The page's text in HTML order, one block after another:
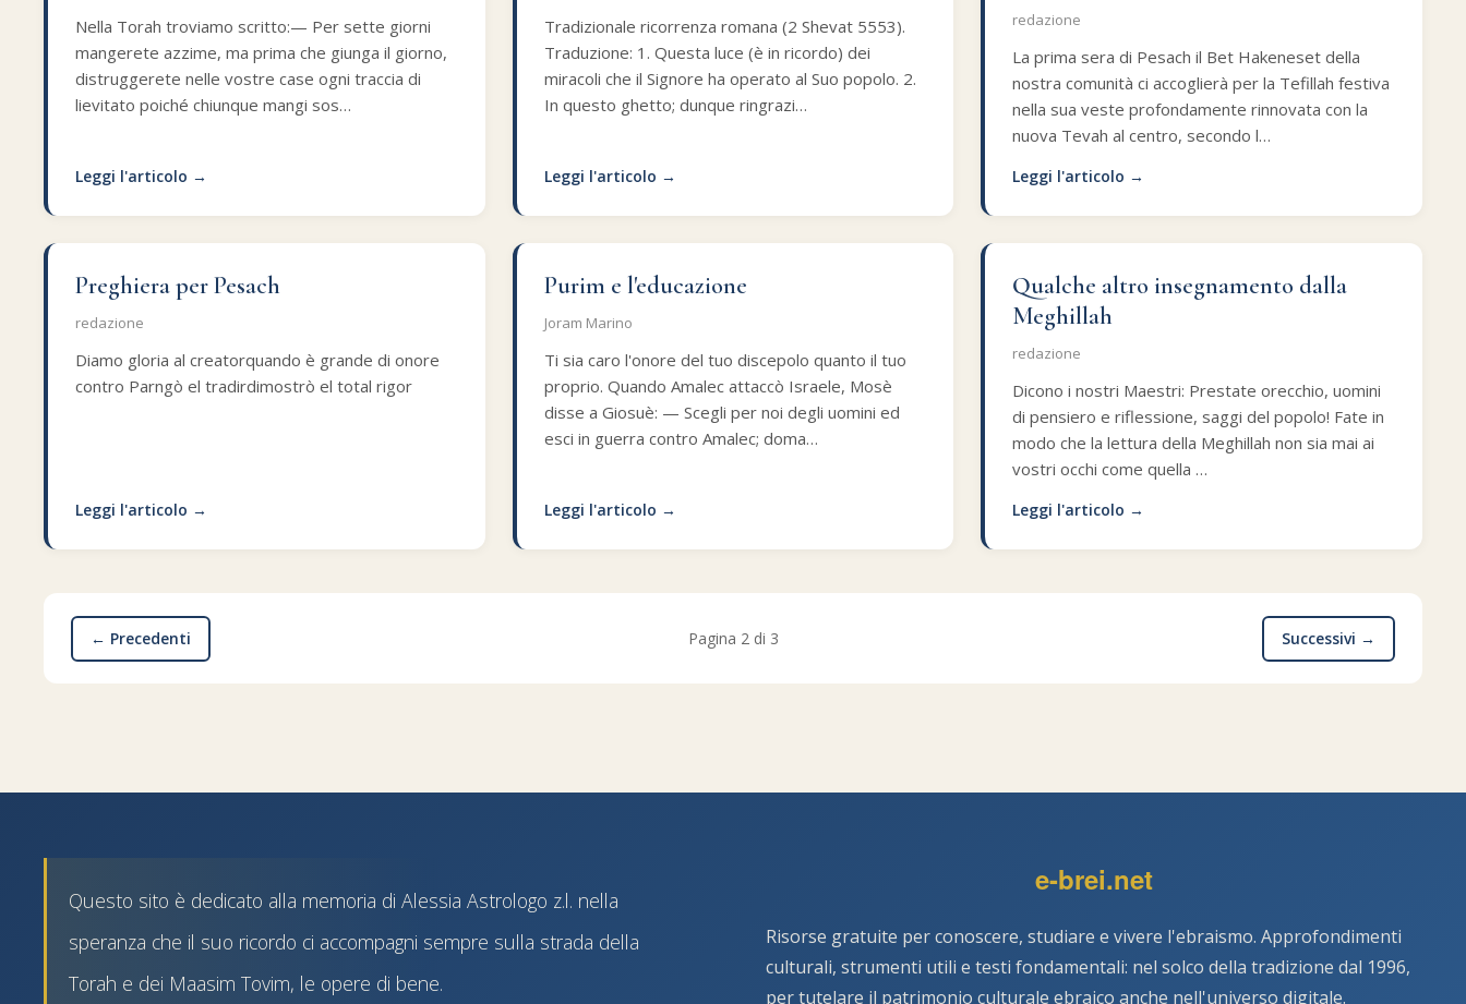
Nella Torah troviamo scritto:— Per sette giorni
mangerete azzime, ma prima che giunga il giorno,
distruggerete nelle vostre case ogni traccia di
lievitato poiché chiunque mangi sos…
Leggi l'articolo →
Tradizionale ricorrenza romana (2 Shevat 5553).
Traduzione: 1. Questa luce (è in ricordo) dei
miracoli che il Signore ha operato al Suo popolo. 2.
In questo ghetto; dunque ringrazi…
Leggi l'articolo →
redazione
La prima sera di Pesach il Bet Hakeneset della
nostra comunità ci accoglierà per la Tefillah festiva
nella sua veste profondamente rinnovata con la
nuova Tevah al centro, secondo l…
Leggi l'articolo →
Preghiera per Pesach
redazione
Diamo gloria al creatorquando è grande di onore
contro Parngò el tradirdimostrò el total rigor
Leggi l'articolo →
Purim e l'educazione
Joram Marino
Ti sia caro l'onore del tuo discepolo quanto il tuo
proprio. Quando Amalec attaccò Israele, Mosè
disse a Giosuè: — Scegli per noi degli uomini ed
esci in guerra contro Amalec; doma…
Leggi l'articolo →
Qualche altro insegnamento dalla
Meghillah
redazione
Dicono i nostri Maestri: Prestate orecchio, uomini
di pensiero e riflessione, saggi del popolo! Fate in
modo che la lettura della Meghillah non sia mai ai
vostri occhi come quella …
Leggi l'articolo →
← Precedenti Pagina 2 di 3 Successivi →
Questo sito è dedicato alla memoria di Alessia Astrologo z.l. nella
speranza che il suo ricordo ci accompagni sempre sulla strada della
Torah e dei Maasim Tovim, le opere di bene.
e-brei.net
Risorse gratuite per conoscere, studiare e vivere l'ebraismo. Approfondimenti
culturali, strumenti utili e testi fondamentali: nel solco della tradizione dal 1996,
per tutelare il patrimonio culturale ebraico anche nell'universo digitale.